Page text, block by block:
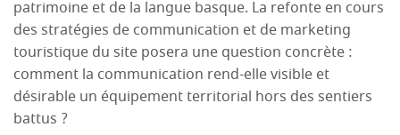
patrimoine et de la langue basque. La refonte en cours
des stratégies de communication et de marketing
touristique du site posera une question concrète :
comment la communication rend-elle visible et
désirable un équipement territorial hors des sentiers
battus ?